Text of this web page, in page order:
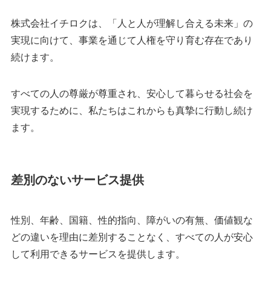
株式会社イチロクは、「人と人が理解し合える未来」の
実現に向けて、事業を通じて人権を守り育む存在であり
続けます。
すべての人の尊厳が尊重され、安心して暮らせる社会を
実現するために、私たちはこれからも真摯に行動し続け
ます。
差別のないサービス提供
性別、年齢、国籍、性的指向、障がいの有無、価値観な
どの違いを理由に差別することなく、すべての人が安心
して利用できるサービスを提供します。